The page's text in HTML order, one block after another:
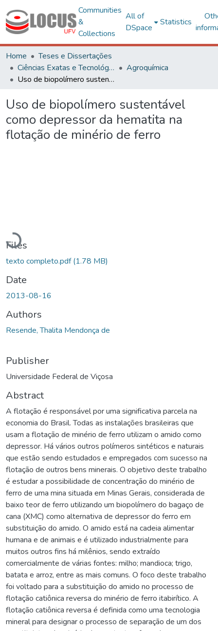
Communities
&
Collections
All of
DSpace
Statistics
Home
Teses e Dissertações
Ciências Exatas e Tecnológicas
Agroquímica
Uso de biopolímero sustentável como depressor da hematita na flotação de minério de ferro
Uso de biopolímero sustentável
como depressor da hematita na
flotação de minério de ferro
Loading...
Files
texto completo.pdf(1.78 MB)
Date
2013-08-16
Authors
Resende, Thalita Mendonça de
Publisher
Universidade Federal de Viçosa
Abstract
A flotação é responsável por uma significativa parcela na
economia do Brasil. Todas as instalações brasileiras que
usam a flotação de minério de ferro utilizam o amido como
depressor. Há vários outros polímeros sintéticos e naturais
que estão sendo estudados e empregados com sucesso na
flotação de outros bens minerais. O objetivo deste trabalho
é estudar a possibilidade de concentração do minério de
ferro de uma mina situada em Minas Gerais, considerada de
baixo teor de ferro utilizando um biopolímero do bagaço de
cana (XMC) como alternativa de depressor do ferro em
substituição do amido. O amido está na cadeia alimentar
humana e de animais e é utilizado industrialmente para
muitos outros fins há milênios, sendo extraído
comercialmente de várias fontes: milho; mandioca; trigo,
batata e arroz, entre as mais comuns. O foco deste trabalho
foi voltado para a substituição do amido no processo de
flotação catiônica reversa do minério de ferro itabirítico. A
flotação catiônica reversa é definida como uma tecnologia
mineral para designar o processo de separação de um dos